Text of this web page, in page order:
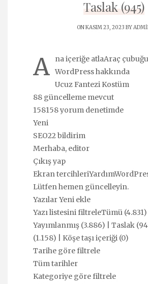
Taslak (945)
ON KASIM 23, 2023 BY
A
na içeriğe atlaAraç
WordPress hakkında
Ucuz Fantezi Kostüm
88 güncelleme mevcut
158158 yorum denetimde
Yeni
SEO22 bildirim
Merhaba, editor
Çıkış yap
Ekran
Lütfen hemen güncelleyin.
Yazılar Yeni ekle
Yazı listesini filtreleTümü (4.831) |
Yayımlanmış (3.886) | Taslak
(1.158) | Köşe taşı içeriği (0)
Tarihe göre filtrele
Tüm tarihler
Kategoriye göre filtrele